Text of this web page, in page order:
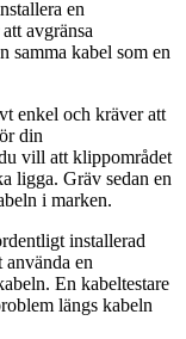
en
avgränsa
samma kabel som en
enkel och kräver att
din
vill att klippområdet
ligga. Gräv sedan en
i marken.
installerad
använda en
En kabeltestare
längs kabeln